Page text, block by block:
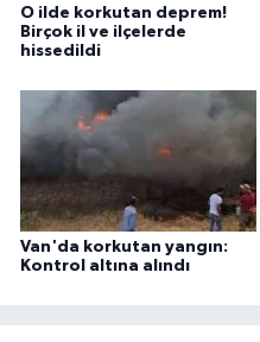
O ilde korkutan deprem!
Birçok il ve ilçelerde
hissedildi
Van'da korkutan yangın:
Kontrol altına alındı